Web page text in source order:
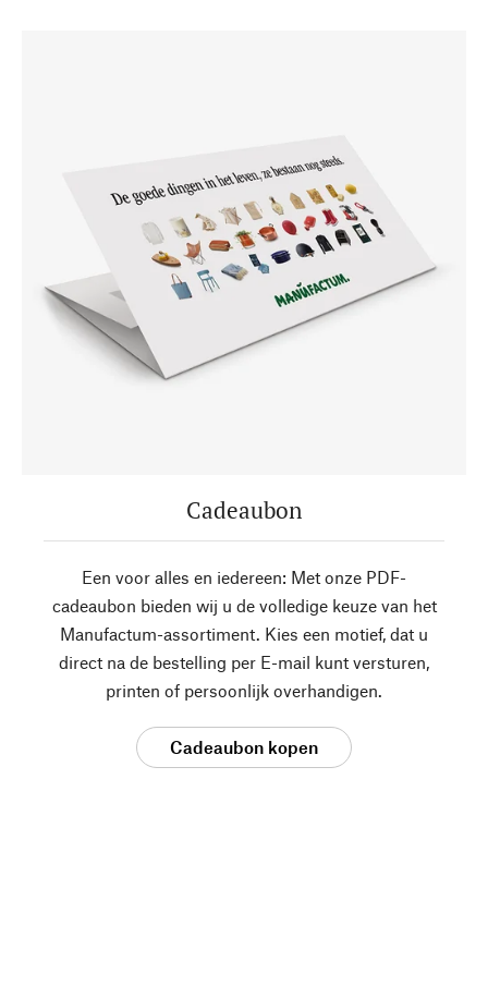
Cadeaubon
Een voor alles en iedereen: Met onze PDF-
cadeaubon bieden wij u de volledige keuze van het
Manufactum-assortiment. Kies een motief, dat u
direct na de bestelling per E-mail kunt versturen,
printen of persoonlijk overhandigen.
Cadeaubon kopen